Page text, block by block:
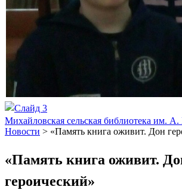
Михайловская сельская библиотека им. А.
Новости > «Память книга оживит. Дон
«Память книга оживит.
героический»